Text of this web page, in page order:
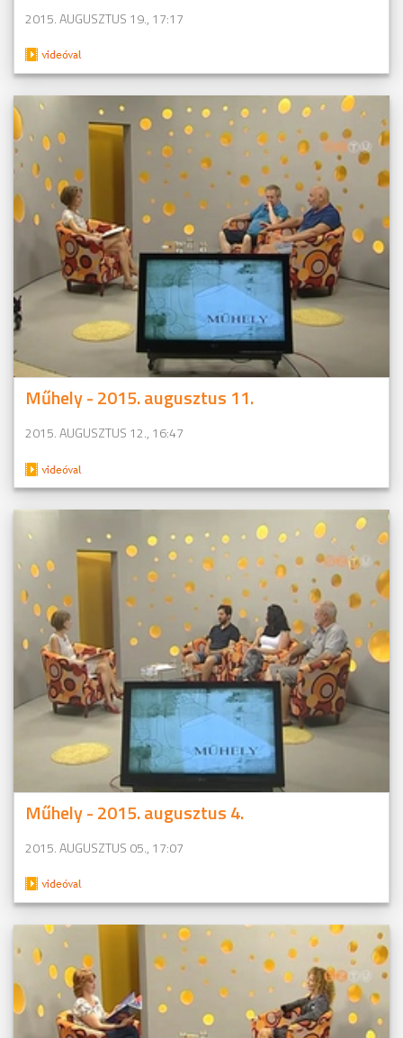
2015. AUGUSZTUS 19., 17:17
Műhely - 2015. augusztus 11.
2015. AUGUSZTUS 12., 16:47
Műhely - 2015. augusztus 4.
2015. AUGUSZTUS 05., 17:07